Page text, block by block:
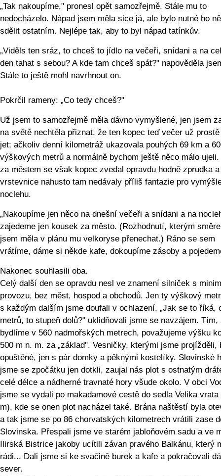
„Tak nakoupíme," pronesl opět samozřejmě. Stále mu to
nedocházelo. Nápad jsem měla sice já, ale bylo nutné ho
sdělit ostatním. Nejlépe tak, aby to byl nápad tatínkův.
„Viděls ten sráz, to chceš to jídlo na večeři, snídani a na
den tahat s sebou? A kde tam chceš spát?" napověděla
Stále to ještě mohl navrhnout on.
Pokrčil rameny: „Co tedy chceš?"
Už jsem to samozřejmě měla dávno vymyšlené, jen jsem
na světě nechtěla přiznat, že ten kopec teď večer už
jet; ačkoliv denní kilometráž ukazovala pouhých 69 km a
výškových metrů a normálně bychom ještě něco málo ujeli.
za městem se však kopec zvedal opravdu hodně zprudka a
vrstevnice nahusto tam nedávaly příliš fantazie pro
noclehu.
„Nakoupíme jen něco na dnešní večeři a snídani a na
zajedeme jen kousek za město. (Rozhodnutí, kterým
jsem měla v plánu mu velkoryse přenechat.) Ráno se sem
vrátíme, dáme si někde kafe, dokoupíme zásoby a
Nakonec souhlasili oba.
Celý další den se opravdu nesl ve znamení silniček s
provozu, bez měst, hospod a obchodů. Jen ty výškový
s každým dalším jsme doufali v ochlazení. „Jak se to říká,
metrů, to stupeň dolů?" uklidňovali jsme se navzájem. Tím,
bydlíme v 560 nadmořských metrech, považujeme výšku
500 m n. m. za „základ". Vesničky, kterými jsme projížděli,
opuštěné, jen s pár domky a pěknými kostelíky. Slovinské
jsme se zpočátku jen dotkli, zaujal nás plot s ostnatým
celé délce a nádherné travnaté hory všude okolo. V obci
jsme se vydali po makadamové cestě do sedla Velika vrata
m), kde se onen plot nacházel také. Brána naštěstí byla
a tak jsme se po 86 chorvatských kilometrech vrátili zase
Slovinska. Přespali jsme ve starém jabloňovém sadu a ve
Ilirská Bistrice jakoby ucítili závan pravého Balkánu, který
rádi... Dali jsme si ke svačině burek a kafe a pokračovali
sever.